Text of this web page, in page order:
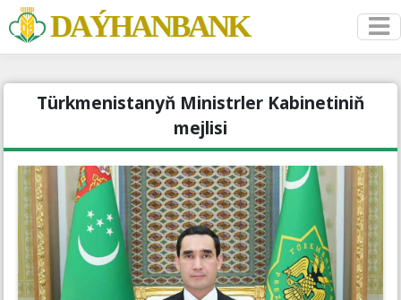
DAÝHANBANK
Türkmenistanyň Ministrler Kabinetiniň
mejlisi